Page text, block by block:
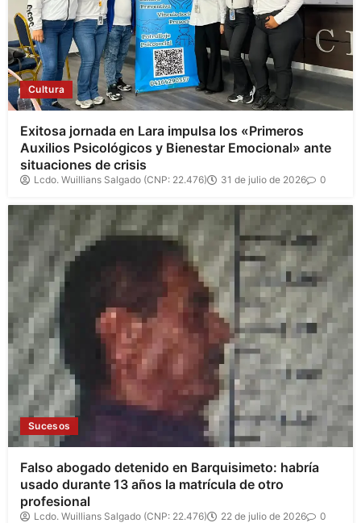
Cultura
Exitosa jornada en Lara impulsa los «Primeros
Auxilios Psicológicos y Bienestar Emocional» ante
situaciones de crisis
Lcdo. Wuillians Salgado (CNP: 22.476) 31 de julio de 2026 0
Sucesos
Falso abogado detenido en Barquisimeto: habría
usado durante 13 años la matrícula de otro
profesional
Lcdo. Wuillians Salgado (CNP: 22.476) 22 de julio de 2026 0